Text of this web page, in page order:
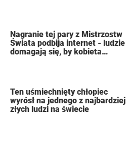
Nagranie tej pary z Mistrzostw
Świata podbija internet - ludzie
domagają się, by kobieta
Ten uśmiechnięty chłopiec
wyrósł na jednego z najbardziej
złych ludzi na świecie